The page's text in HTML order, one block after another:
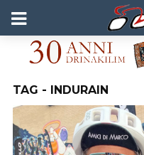
TAG - INDURAIN